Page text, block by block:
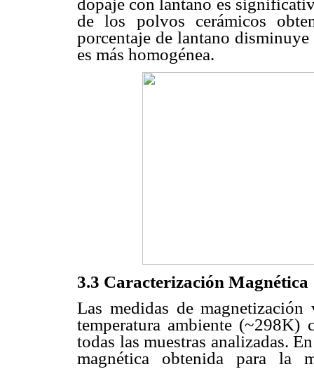
de los polvos cerámicos
porcentaje de lantano
es más homogénea.
3.3 Caracterización Magnética
Las medidas de
temperatura ambiente
todas las muestras analizadas.
magnética obtenida para la